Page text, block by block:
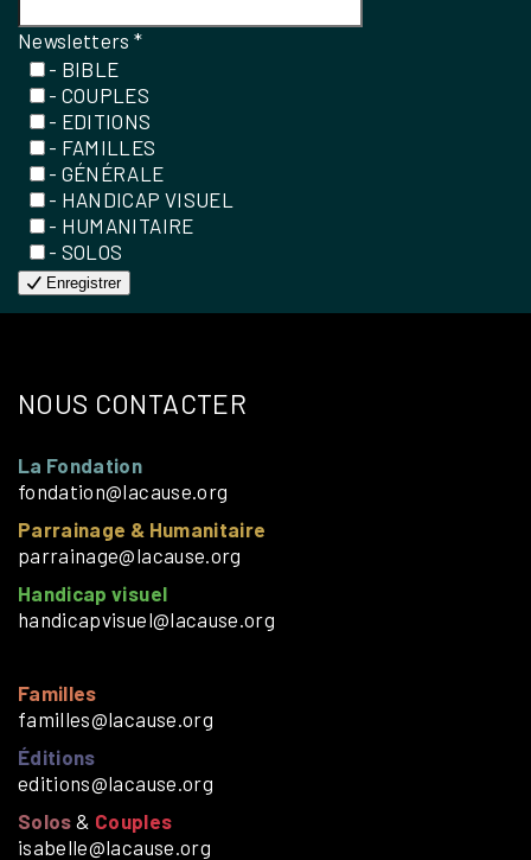
Newsletters*
- BIBLE
- COUPLES
- EDITIONS
- FAMILLES
- GÉNÉRALE
- HANDICAP VISUEL
- HUMANITAIRE
- SOLOS
Enregistrer
NOUS CONTACTER
La Fondation
fondation@lacause.org
Parrainage & Humanitaire
parrainage@lacause.org
Handicap visuel
handicapvisuel@lacause.org
Familles
familles@lacause.org
Éditions
editions@lacause.org
Solos & Couples
isabelle@lacause.org